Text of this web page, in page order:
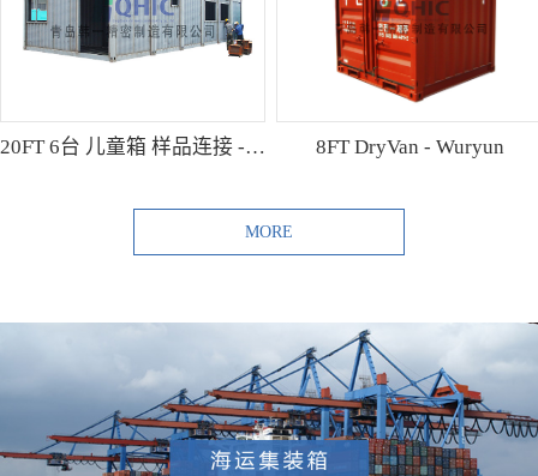
20FT 6台 儿童箱 样品连接 - Shibutani 8FT DryVan - Wuryun
MORE